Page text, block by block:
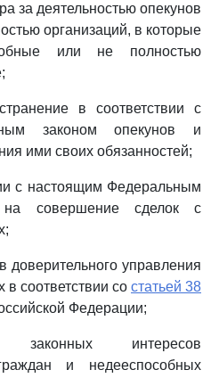
за деятельностью опекунов
организаций, в которые
или не полностью
в соответствии с
законом опекунов и
ими своих обязанностей;
с настоящим Федеральным
на совершение сделок с
доверительного управления
соответствии со статьей 38
Федерации;
законных интересов
и недееспособных